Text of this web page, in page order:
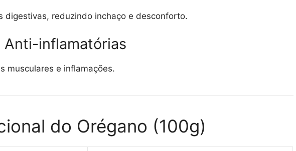
digestivas, reduzindo inchaço e desconforto.
Anti-inflamatórias
musculares e inflamações.
do Orégano (100g)